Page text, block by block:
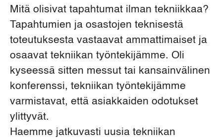
Mitä olisivat tapahtumat ilman tekniikkaa?
Tapahtumien ja osastojen teknisestä
toteutuksesta vastaavat ammattimaiset ja
osaavat tekniikan työntekijämme. Oli
kyseessä sitten messut tai kansainvälinen
konferenssi, tekniikan työntekijämme
varmistavat, että asiakkaiden odotukset
ylittyvät.
Haemme jatkuvasti uusia tekniikan